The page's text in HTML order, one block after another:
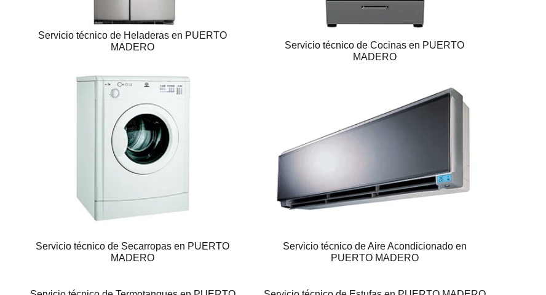
Servicio técnico de Heladeras en PUERTO
MADERO
Servicio técnico de Cocinas en PUERTO
MADERO
Servicio técnico de Secarropas en PUERTO
MADERO
Servicio técnico de Aire Acondicionado en
PUERTO MADERO